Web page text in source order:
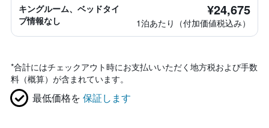
キングルーム、ベッドタイ
プ情報なし
¥24,675
1泊あたり（付加価値税込み）
*合計にはチェックアウト時にお支払いいただく地方税および手数
料（概算）が含まれています。
最低価格を 保証します